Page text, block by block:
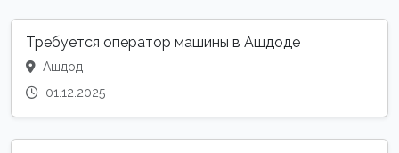
Требуется оператор машины в Ашдоде
Ашдод
01.12.2025